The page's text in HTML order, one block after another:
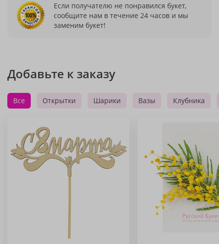
Если получателю не понравился букет,
сообщите нам в течение 24 часов и мы
заменим букет!
Добавьте к заказу
Все Открытки Шарики Вазы Клубника